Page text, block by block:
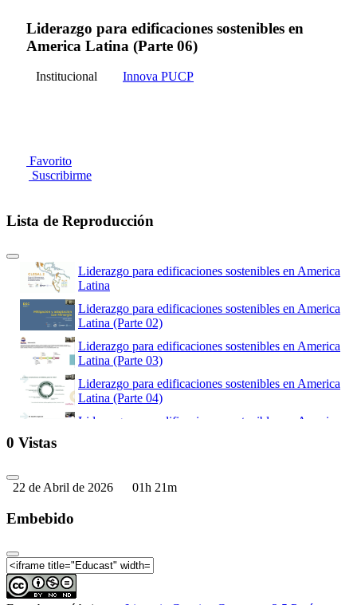
Liderazgo para edificaciones sostenibles en
America Latina (Parte 06)
Institucional Innova PUCP
Favorito
Suscribirme
Lista de Reproducción
Liderazgo para edificaciones sostenibles en America
Latina
Liderazgo para edificaciones sostenibles en America
Latina (Parte 02)
Liderazgo para edificaciones sostenibles en America
Latina (Parte 03)
Liderazgo para edificaciones sostenibles en America
Latina (Parte 04)
Liderazgo para edificaciones sostenibles en America
Liderazgo para edificaciones sostenibles en America
Liderazgo para edificaciones sostenibles en America
0 Vistas
22 de Abril de 2026 01h 21m
Embebido